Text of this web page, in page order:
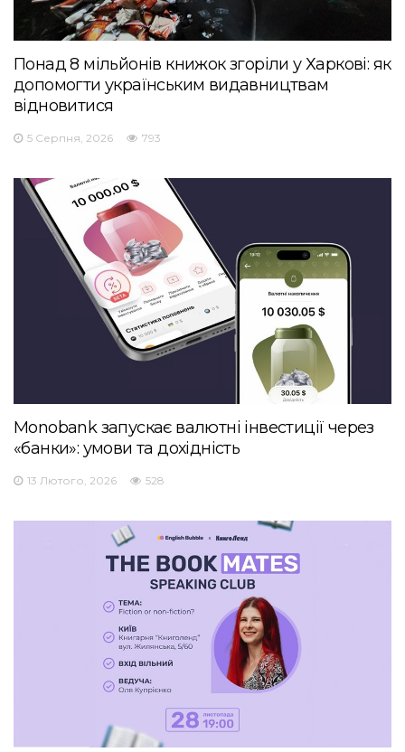
Понад 8 мільйонів книжок згоріли у Харкові: як
допомогти українським видавництвам
відновитися
5 Серпня, 2026 793
Monobank запускає валютні інвестиції через
«банки»: умови та дохідність
13 Лютого, 2026 528